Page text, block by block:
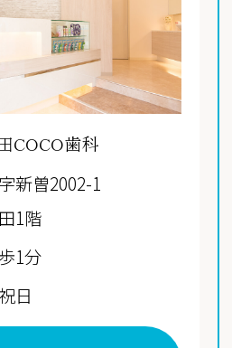
COCO歯科
新曽2002-1
1階
1分
日